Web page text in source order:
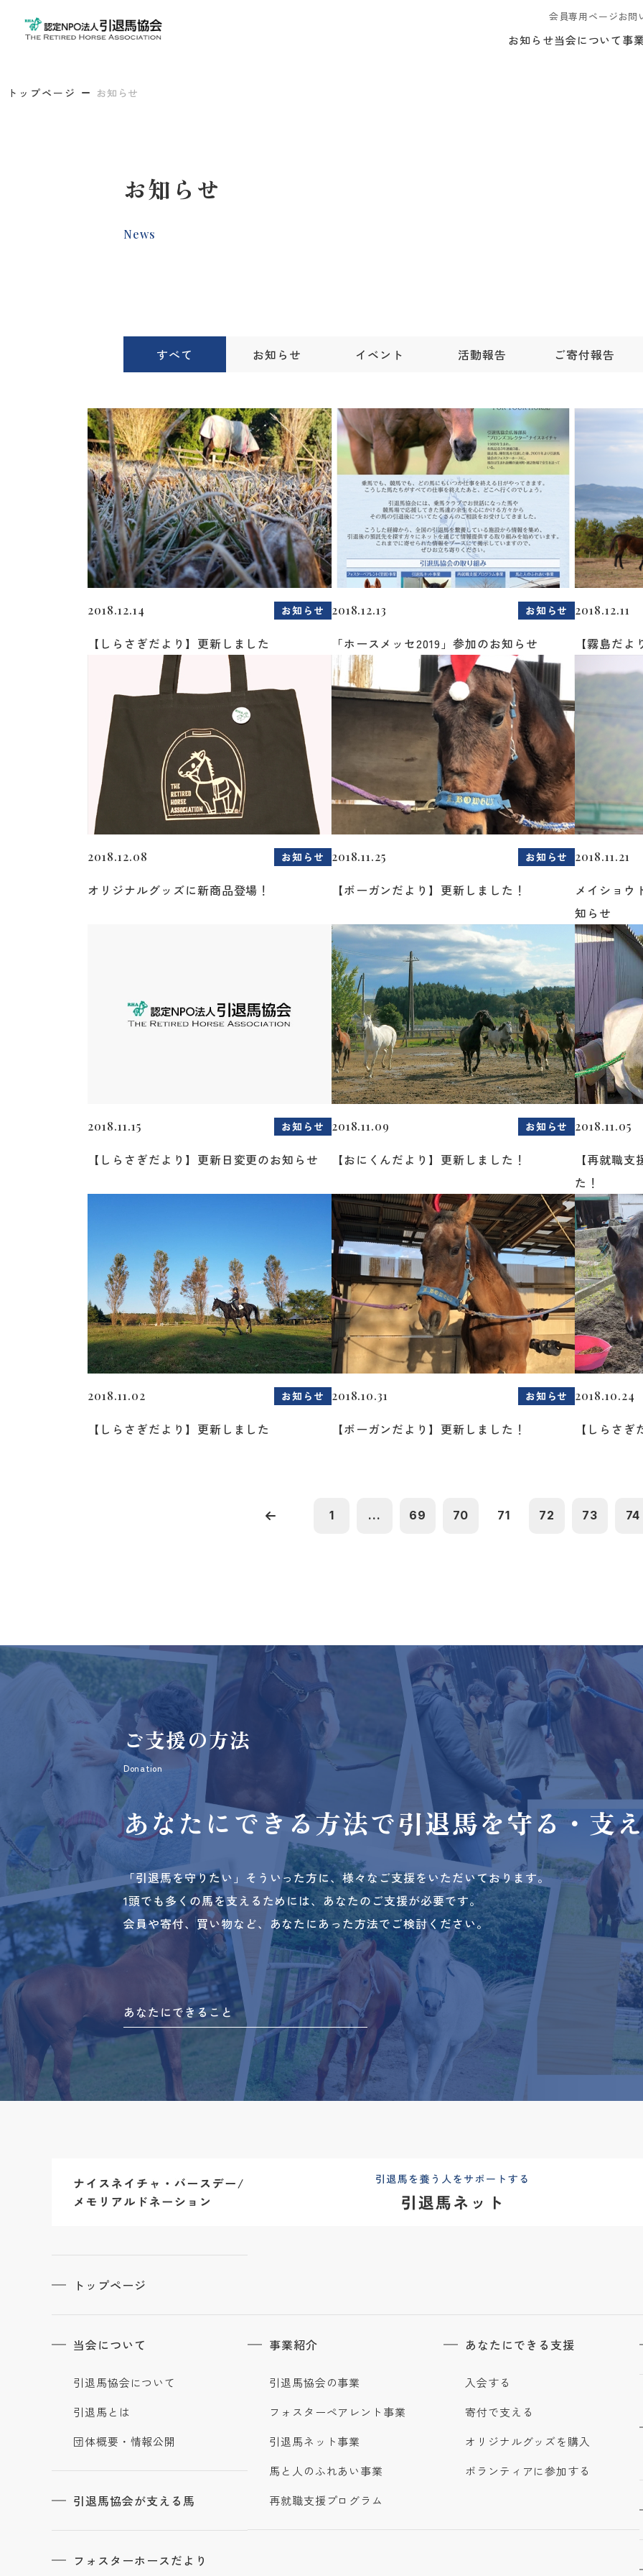
会員専用ページお問
お知らせ当会について事
トップページ お知らせ
お知らせ
News
すべて お知らせ イベント 活動報告 ご寄付報告
2018.12.14 お知らせ
【しらさぎだより】更新しました
2018.12.13 お知らせ
「ホースメッセ2019」参加のお知らせ
2018.12.11
【霧島だ
2018.12.08 お知らせ
オリジナルグッズに新商品登場！
2018.11.25 お知らせ
【ボーガンだより】更新しました！
2018.11.21
メイショウ
知らせ
2018.11.15 お知らせ
【しらさぎだより】更新日変更のお知らせ
2018.11.09 お知らせ
【おにくんだより】更新しました！
2018.11.05
【再就職
た！
2018.11.02 お知らせ
【しらさぎだより】更新しました
2018.10.31 お知らせ
【ボーガンだより】更新しました！
2018.10.24
【しらさ
1 ... 69 70 71 72 73 74
ご支援の方法
Donation
あなたにできる方法で引退馬を守る・支
「引退馬を守りたい」そういった方に、様々なご支援をいただいております。
1頭でも多くの馬を支えるためには、あなたのご支援が必要です。
会員や寄付、買い物など、あなたにあった方法でご検討ください。
あなたにできること
トップページ
当会について
引退馬協会について
引退馬とは
団体概要・情報公開
引退馬協会が支える馬
フォスターホースだより
事業紹介
引退馬協会の事業
フォスターペアレント事業
引退馬ネット事業
馬と人のふれあい事業
再就職支援プログラム
あなたにできる支援
入会する
寄付で支える
オリジナルグッズを購入
ボランティアに参加する